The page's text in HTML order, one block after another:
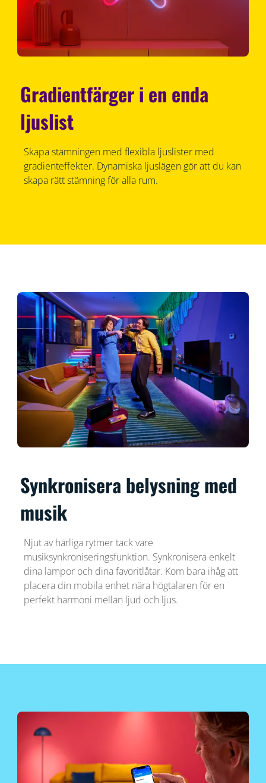
Gradientfärger i en enda
ljuslist
Skapa stämningen med flexibla ljuslister med
gradienteffekter. Dynamiska ljuslägen gör att du kan
skapa rätt stämning för alla rum.
Synkronisera belysning med
musik
Njut av härliga rytmer tack vare
musiksynkroniseringsfunktion. Synkronisera enkelt
dina lampor och dina favoritlåtar. Kom bara ihåg att
placera din mobila enhet nära högtalaren för en
perfekt harmoni mellan ljud och ljus.